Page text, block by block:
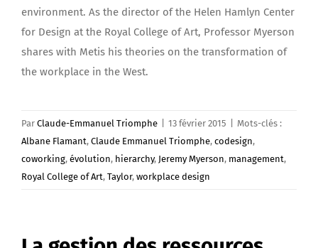
environment. As the director of the Helen Hamlyn Center
for Design at the Royal College of Art, Professor Myerson
shares with Metis his theories on the transformation of
the workplace in the West.
Par Claude-Emmanuel Triomphe 13 février 2015
Mots-clés :
Albane Flamant, Claude Emmanuel Triomphe, codesign,
coworking, évolution, hierarchy, Jeremy Myerson, management,
Royal College of Art, Taylor, workplace design